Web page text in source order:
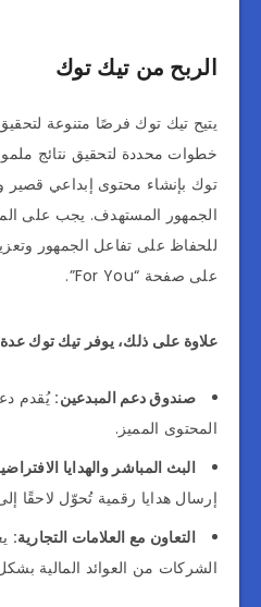
الربح من تيك توك
يتيح تيك توك فرصًا متنوعة
خطوات محددة لتحقيق نتائج
توك بإنشاء محتوى إبداعي
الجمهور المستهدف. يجب على
للحفاظ على تفاعل الجمهور
على صفحة “For You”.
علاوة على ذلك، يوفر تيك توك
صندوق دعم المبدعين: يُقدم
المحتوى المميز.
البث المباشر والهدايا
إرسال هدايا رقمية تُحوّل لاحقًا
التعاون مع العلامات التجارية:
الشركات من العوائد المالية